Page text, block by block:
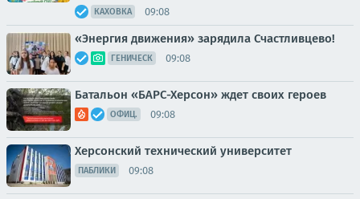
КАХОВКА 09:08
«Энергия движения» зарядила Счастливцево!
ГЕНИЧЕСК 09:08
Батальон «БАРС-Херсон» ждет своих героев
ОФИЦ. 09:08
Херсонский технический университет
ПАБЛИКИ 09:08